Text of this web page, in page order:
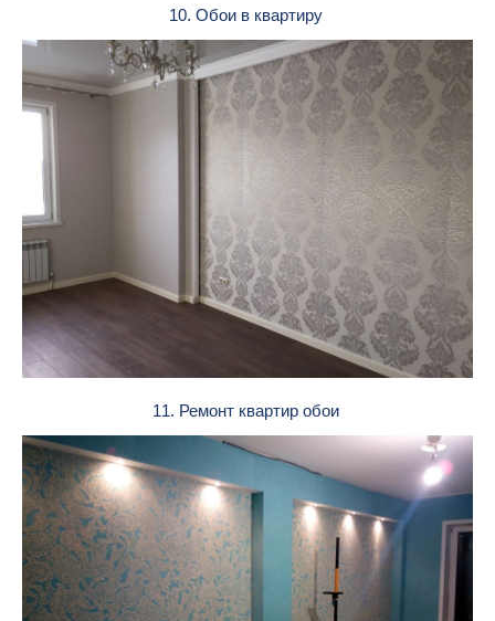
10. Обои в квартиру
11. Ремонт квартир обои